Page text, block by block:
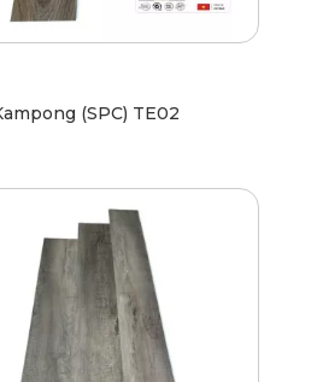
(SPC) TE02